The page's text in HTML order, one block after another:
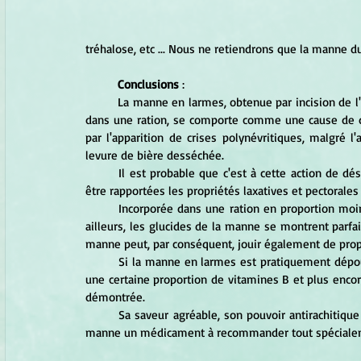
tréhalose, etc ... Nous ne retiendrons que la manne
Conclusions :
dans une ration, se comporte comme une cause
par l'apparition de crises polynévritiques, malgré
levure de bière desséchée.
être rapportées les propriétés laxatives et
ailleurs, les glucides de la manne se montrent
manne peut, par conséquent, jouir également de
une certaine proportion de vitamines B et plus
	Sa saveur agréable, son pouvoir antirachitique et son action de purgatif doux dû au déséquilibre, font de la
manne un médicament à recommander tout